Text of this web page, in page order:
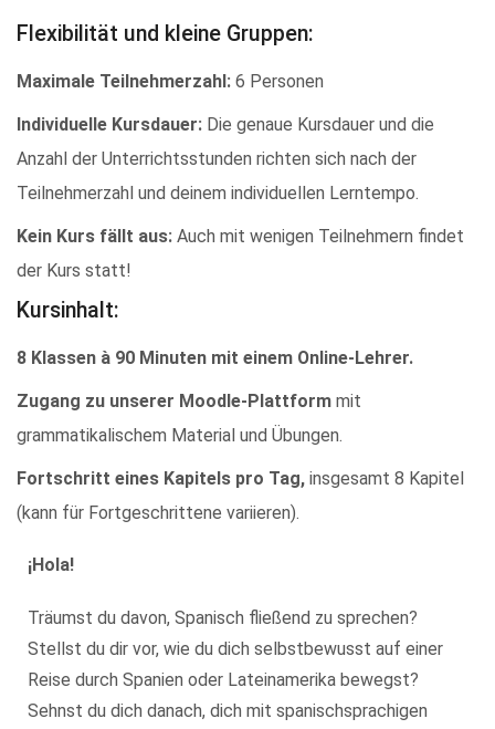
Flexibilität und kleine Gruppen:
Maximale Teilnehmerzahl: 6 Personen
Individuelle Kursdauer: Die genaue Kursdauer und die
Anzahl der Unterrichtsstunden richten sich nach der
Teilnehmerzahl und deinem individuellen Lerntempo.
Kein Kurs fällt aus: Auch mit wenigen Teilnehmern findet
der Kurs statt!
Kursinhalt:
8 Klassen à 90 Minuten mit einem Online-Lehrer.
Zugang zu unserer Moodle-Plattform mit
grammatikalischem Material und Übungen.
Fortschritt eines Kapitels pro Tag, insgesamt 8 Kapitel
(kann für Fortgeschrittene variieren).
¡Hola!
Träumst du davon, Spanisch fließend zu sprechen?
Stellst du dir vor, wie du dich selbstbewusst auf einer
Reise durch Spanien oder Lateinamerika bewegst?
Sehnst du dich danach, dich mit spanischsprachigen